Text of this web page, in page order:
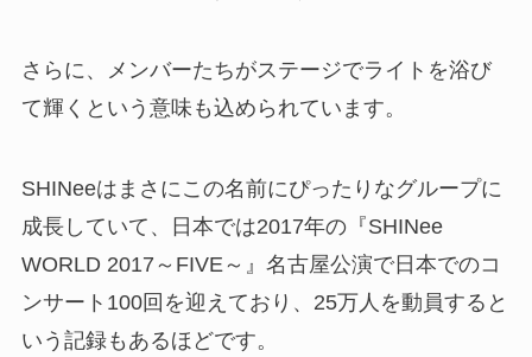
さらに、メンバーたちがステージでライトを浴び
て輝くという意味も込められています。
SHINeeはまさにこの名前にぴったりなグループに
成長していて、日本では2017年の『SHINee
WORLD 2017～FIVE～』名古屋公演で日本でのコ
ンサート100回を迎えており、25万人を動員すると
いう記録もあるほどです。